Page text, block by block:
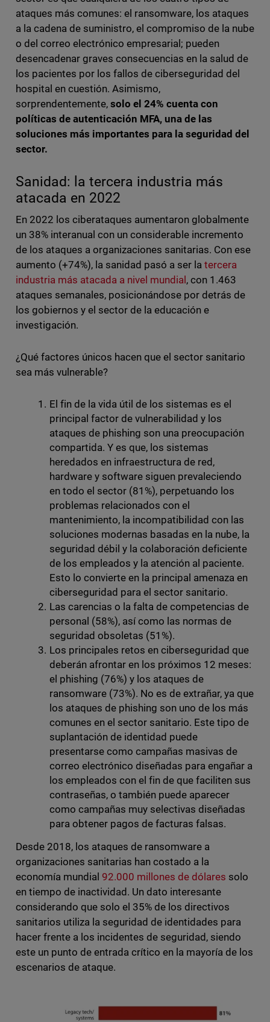
ataques más comunes: el ransomware, los ataques
a la cadena de suministro, el compromiso de la nube
o del correo electrónico empresarial; pueden
desencadenar graves consecuencias en la salud de
los pacientes por los fallos de ciberseguridad del
hospital en cuestión. Asimismo,
sorprendentemente, solo el 24% cuenta con
políticas de autenticación MFA, una de las
soluciones más importantes para la seguridad del
sector.
Sanidad: la tercera industria más
atacada en 2022
En 2022 los ciberataques aumentaron globalmente
un 38% interanual con un considerable incremento
de los ataques a organizaciones sanitarias. Con ese
aumento (+74%), la sanidad pasó a ser latercera
industria más atacada a nivel mundial , con 1.463
ataques semanales, posicionándose por detrás de
los gobiernos y el sector de la educación e
investigación.
¿Qué factores únicos hacen que el sector sanitario
sea más vulnerable?
El fin de la vida útil de los sistemas es el
principal factor de vulnerabilidad y los
ataques de phishing son una preocupación
compartida. Y es que, los sistemas
heredados en infraestructura de red,
hardware y software siguen prevaleciendo
en todo el sector (81%), perpetuando los
problemas relacionados con el
mantenimiento, la incompatibilidad con las
soluciones modernas basadas en la nube, la
seguridad débil y la colaboración deficiente
de los empleados y la atención al paciente.
Esto lo convierte en la principal amenaza en
ciberseguridad para el sector sanitario.
Las carencias o la falta de competencias de
personal (58%), así como las normas de
seguridad obsoletas (51%).
Los principales retos en ciberseguridad que
deberán afrontar en los próximos 12 meses:
el phishing (76%) y los ataques de
ransomware (73%). No es de extrañar, ya que
los ataques de phishing son uno de los más
comunes en el sector sanitario. Este tipo de
suplantación de identidad puede
presentarse como campañas masivas de
correo electrónico diseñadas para engañar a
los empleados con el fin de que faciliten sus
contraseñas, o también puede aparecer
como campañas muy selectivas diseñadas
para obtener pagos de facturas falsas.
Desde 2018, los ataques de ransomware a
organizaciones sanitarias han costado a la
economía mundial 92.000 millones de dólares solo
en tiempo de inactividad. Un dato interesante
considerando que solo el 35% de los directivos
sanitarios utiliza la seguridad de identidades para
hacer frente a los incidentes de seguridad, siendo
este un punto de entrada crítico en la mayoría de los
escenarios de ataque.